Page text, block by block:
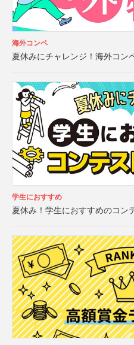
海外コンペ
夏休みにチャレンジ！海外コン
学生におすすめ
夏休み！学生におすすめのコン